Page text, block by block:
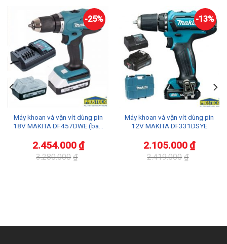
-25%
Máy khoan và vặn vít dùng pin
18V MAKITA DF457DWE (bao
3.280.000 ₫
2.454.000₫
-13%
Máy khoan và vặn vít dùng pin
12V MAKITA DF331DSYE
2.419.000 ₫
2.105.000₫